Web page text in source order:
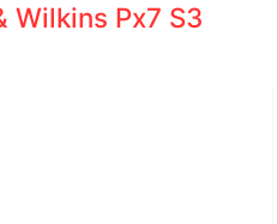
Wilkins Px7 S3